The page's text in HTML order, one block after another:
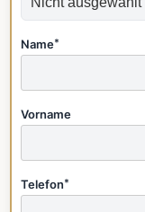
Name*
Vorname
Telefon*